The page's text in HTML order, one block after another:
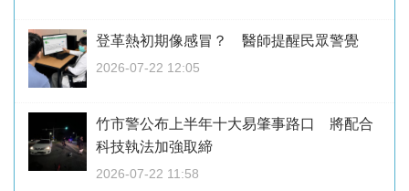
登革熱初期像感冒？ 醫師提醒民眾警覺
2026-07-22 12:05
竹市警公布上半年十大易肇事路口 將配合
科技執法加強取締
2026-07-22 11:58